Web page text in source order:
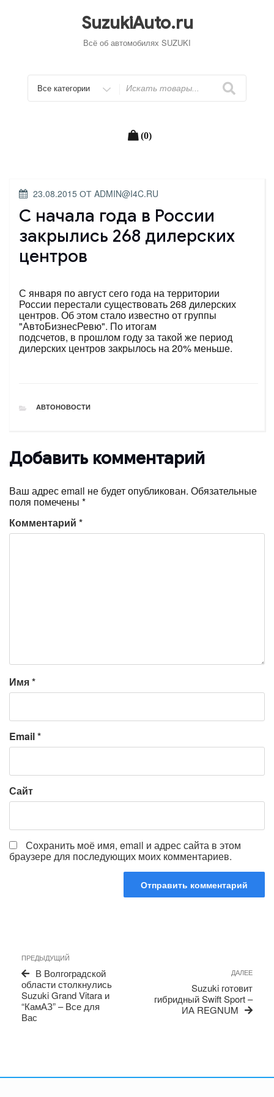
SuzukiAuto.ru
Всё об автомобилях SUZUKI
Искать
(0)
ОПУБЛИКОВАНО
23.08.2015 ОТ ADMIN@I4C.RU
С начала года в России
закрылись 268 дилерских
центров
С января по август сего года на территории
России перестали существовать 268 дилерских
центров. Об этом стало известно от группы
"АвтоБизнесРевю". По итогам
подсчетов, в прошлом году за такой же период
дилерских центров закрылось на 20% меньше.
РУБРИКИ
АВТОНОВОСТИ
Добавить комментарий
Ваш адрес email не будет опубликован. Обязательные
поля помечены *
Комментарий *
Имя*
Email*
Сайт
Сохранить моё имя, email и адрес сайта в этом
браузере для последующих моих комментариев.
по
записям
Предыдущая
запись
ПРЕДЫДУЩИЙ
В Волгоградской
области столкнулись
Suzuki Grand Vitara и
“КамАЗ” – Все для
Вас
ДАЛЕЕ
Suzuki готовит
гибридный Swift Sport –
ИА REGNUM